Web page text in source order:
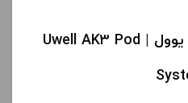
پاد سیستم ای کی 3 یوول | Uwell AK3 Pod